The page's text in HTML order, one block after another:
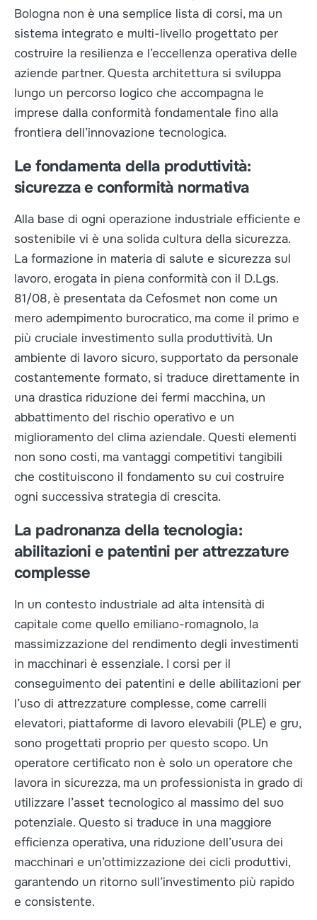
Bologna non è una semplice lista di corsi, ma un
sistema integrato e multi-livello progettato per
costruire la resilienza e l’eccellenza operativa delle
aziende partner. Questa architettura si sviluppa
lungo un percorso logico che accompagna le
imprese dalla conformità fondamentale fino alla
frontiera dell’innovazione tecnologica.
Le fondamenta della produttività:
sicurezza e conformità normativa
Alla base di ogni operazione industriale efficiente e
sostenibile vi è una solida cultura della sicurezza.
La formazione in materia di salute e sicurezza sul
lavoro, erogata in piena conformità con il D.Lgs.
81/08, è presentata da Cefosmet non come un
mero adempimento burocratico, ma come il primo e
più cruciale investimento sulla produttività. Un
ambiente di lavoro sicuro, supportato da personale
costantemente formato, si traduce direttamente in
una drastica riduzione dei fermi macchina, un
abbattimento del rischio operativo e un
miglioramento del clima aziendale. Questi elementi
non sono costi, ma vantaggi competitivi tangibili
che costituiscono il fondamento su cui costruire
ogni successiva strategia di crescita.
La padronanza della tecnologia:
abilitazioni e patentini per attrezzature
complesse
In un contesto industriale ad alta intensità di
capitale come quello emiliano-romagnolo, la
massimizzazione del rendimento degli investimenti
in macchinari è essenziale. I corsi per il
conseguimento dei patentini e delle abilitazioni per
l’uso di attrezzature complesse, come carrelli
elevatori, piattaforme di lavoro elevabili (PLE) e gru,
sono progettati proprio per questo scopo. Un
operatore certificato non è solo un operatore che
lavora in sicurezza, ma un professionista in grado di
utilizzare l’asset tecnologico al massimo del suo
potenziale. Questo si traduce in una maggiore
efficienza operativa, una riduzione dell’usura dei
macchinari e un’ottimizzazione dei cicli produttivi,
garantendo un ritorno sull’investimento più rapido
e consistente.